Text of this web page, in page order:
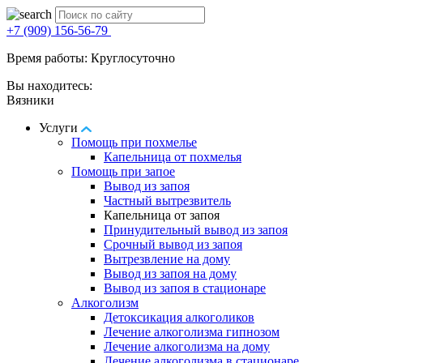
+7 (909) 156-56-79
Время работы: Круглосуточно
Вы находитесь:
Вязники
Услуги
Помощь при похмелье
Капельница от похмелья
Помощь при запое
Вывод из запоя
Частный вытрезвитель
Капельница от запоя
Принудительный вывод из запоя
Срочный вывод из запоя
Вытрезвление на дому
Вывод из запоя на дому
Вывод из запоя в стационаре
Алкоголизм
Детоксикация алкоголиков
Лечение алкоголизма гипнозом
Лечение алкоголизма на дому